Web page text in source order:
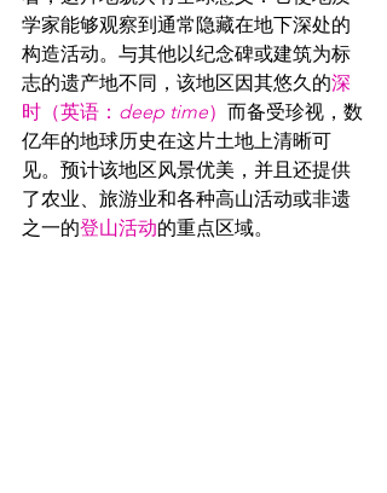
学家能够观察到通常隐藏在地下深处的
构造活动。与其他以纪念碑或建筑为标
志的遗产地不同，该地区因其悠久的深
时 （英语： deep time） 而备受珍视，数
亿年的地球历史在这片土地上清晰可
见。预计该地区风景优美，并且还提供
了农业、旅游业和各种高山活动或非遗
之一的登山活动的重点区域。